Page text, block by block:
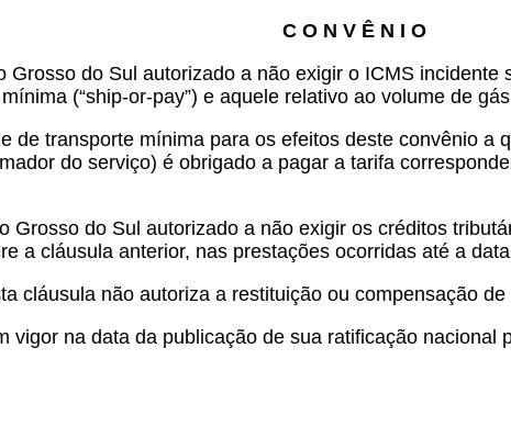
C O N V Ê N I O
Grosso do Sul autorizado a não exigir o ICMS
(“ship-or-pay”) e aquele relativo ao volume de
de transporte mínima para os efeitos deste convênio
do serviço) é obrigado a pagar a tarifa
Grosso do Sul autorizado a não exigir os créditos
a cláusula anterior, nas prestações ocorridas até a
cláusula não autoriza a restituição ou compensação
vigor na data da publicação de sua ratificação nacional